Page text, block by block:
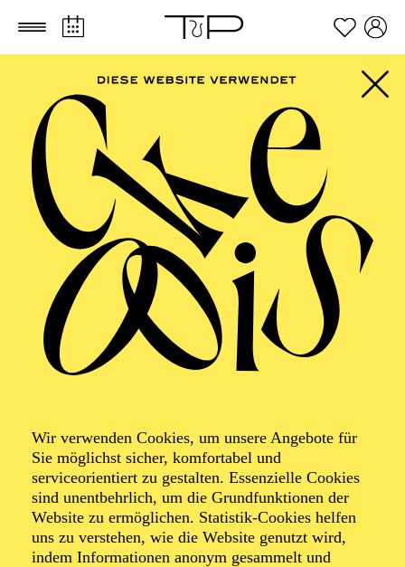
Zum Hauptinhalt springen Zum Footer springen
Wir verwenden Cookies, um unsere Angebote für
Sie möglichst sicher, komfortabel und
serviceorientiert zu gestalten. Essenzielle Cookies
sind unentbehrlich, um die Grundfunktionen der
Website zu ermöglichen. Statistik-Cookies helfen
uns zu verstehen, wie die Website genutzt wird,
indem Informationen anonym gesammelt und
PHILHARMONIE
Ferienworkshop
Überirdisch
Ferienworkshop